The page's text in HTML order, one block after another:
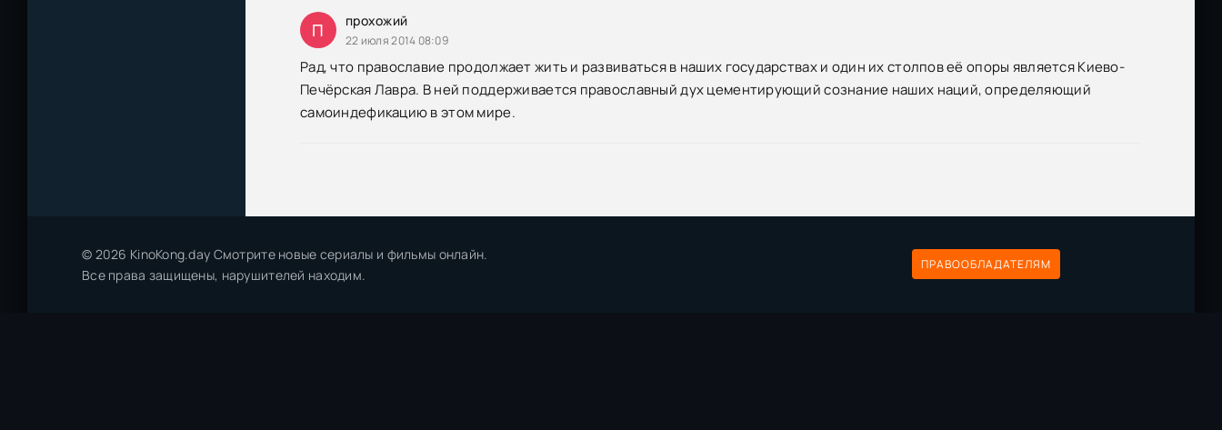
П прохожий
22 июля 2014 08:09
Рад, что православие продолжает жить и развиваться в наших государствах и один их столпов её опоры является Киево-
Печёрская Лавра. В ней поддерживается православный дух цементирующий сознание наших наций, определяющий
самоиндефикацию в этом мире.
© 2026 KinoKong.day Смотрите новые сериалы и фильмы онлайн.
Все права защищены, нарушителей находим.
ПРАВООБЛАДАТЕЛЯМ